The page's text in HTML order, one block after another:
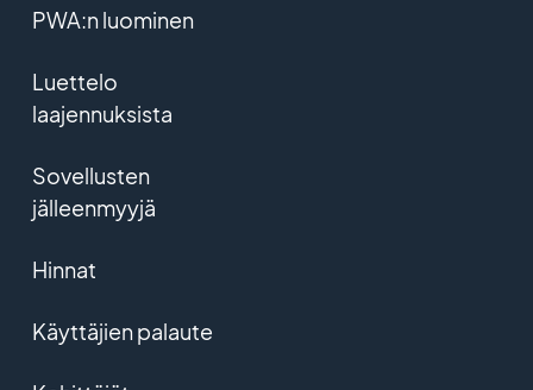
PWA:n luominen
Luettelo
laajennuksista
Sovellusten
jälleenmyyjä
Hinnat
Käyttäjien palaute